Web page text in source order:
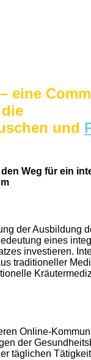
eine
und
Weg für ein
der Ausbildung
eines
investieren.
traditioneller
Online-
der
täglichen